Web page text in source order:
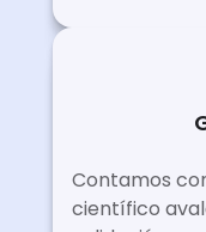
Contamos
científico